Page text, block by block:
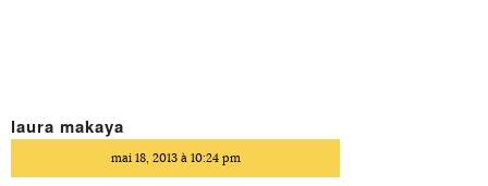
laura makaya
mai 18, 2013 à 10:24 pm